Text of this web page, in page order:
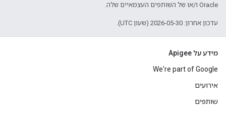
Oracle ו/או של השותפים העצמאיים שלה.
עדכון אחרון: 2026-05-30 (שעון UTC).
מידע על Apigee
We're part of Google
אירועים
שותפים